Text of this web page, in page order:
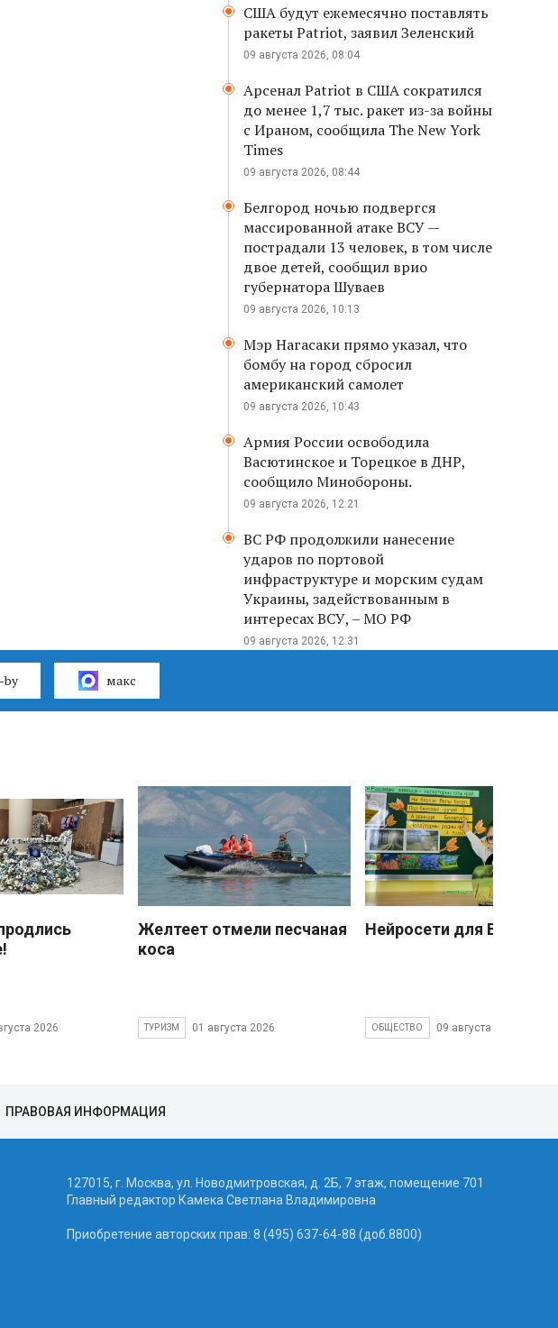
США будут ежемесячно поставлять
ракеты Patriot, заявил Зеленский
09 августа 2026, 08:04
Арсенал Patriot в США сократился
до менее 1,7 тыс. ракет из-за войны
с Ираном, сообщила The New York
Times
09 августа 2026, 08:44
Белгород ночью подвергся
массированной атаке ВСУ —
пострадали 13 человек, в том числе
двое детей, сообщил врио
губернатора Шуваев
09 августа 2026, 10:13
Мэр Нагасаки прямо указал, что
бомбу на город сбросил
американский самолет
09 августа 2026, 10:43
Армия России освободила
Васютинское и Торецкое в ДНР,
сообщило Минобороны.
09 августа 2026, 12:21
ВС РФ продолжили нанесение
ударов по портовой
инфраструктуре и морским судам
Украины, задействованным в
интересах ВСУ, – МО РФ
09 августа 2026, 12:31
макс
2026
Желтеет отмели песчаная
коса
ТУРИЗМ 01 августа 2026
Нейросети для
ОБЩЕСТВО 09 августа 2026
ПРАВОВАЯ ИНФОРМАЦИЯ
127015, г. Москва, ул. Новодмитровская, д. 2Б, 7 этаж, помещение 701
Главный редактор Камека Светлана Владимировна
Приобретение авторских прав: 8 (495) 637-64-88 (доб.8800)